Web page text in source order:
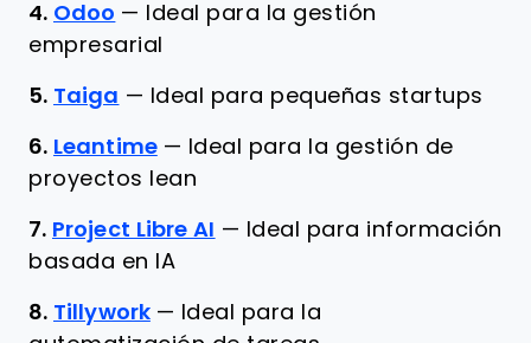
4. Odoo —
Ideal para la gestión
empresarial
5. Taiga — Ideal para pequeñas startups
6. Leantime — Ideal para la gestión de
proyectos lean
7. Project Libre AI — Ideal para información
basada en IA
8. Tillywork — Ideal para la